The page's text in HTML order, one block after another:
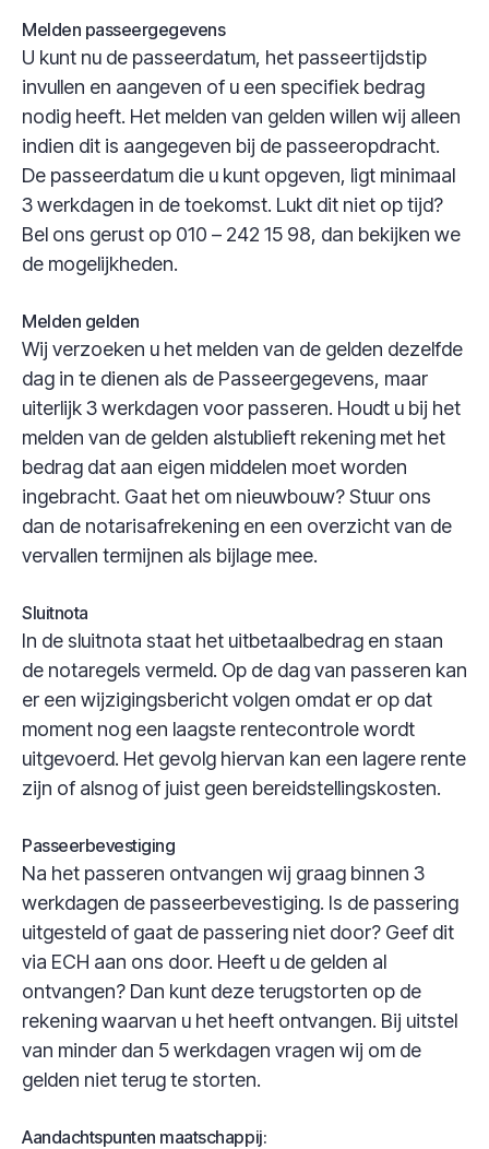
Melden passeergegevens
U kunt nu de passeerdatum, het passeertijdstip
invullen en aangeven of u een specifiek bedrag
nodig heeft. Het melden van gelden willen wij alleen
indien dit is aangegeven bij de passeeropdracht.
De passeerdatum die u kunt opgeven, ligt minimaal
3 werkdagen in de toekomst. Lukt dit niet op tijd?
Bel ons gerust op 010 – 242 15 98, dan bekijken we
de mogelijkheden.
Melden gelden
Wij verzoeken u het melden van de gelden dezelfde
dag in te dienen als de Passeergegevens, maar
uiterlijk 3 werkdagen voor passeren. Houdt u bij het
melden van de gelden alstublieft rekening met het
bedrag dat aan eigen middelen moet worden
ingebracht. Gaat het om nieuwbouw? Stuur ons
dan de notarisafrekening en een overzicht van de
vervallen termijnen als bijlage mee.
Sluitnota
In de sluitnota staat het uitbetaalbedrag en staan
de notaregels vermeld. Op de dag van passeren kan
er een wijzigingsbericht volgen omdat er op dat
moment nog een laagste rentecontrole wordt
uitgevoerd. Het gevolg hiervan kan een lagere rente
zijn of alsnog of juist geen bereidstellingskosten.
Passeerbevestiging
Na het passeren ontvangen wij graag binnen 3
werkdagen de passeerbevestiging. Is de passering
uitgesteld of gaat de passering niet door? Geef dit
via ECH aan ons door. Heeft u de gelden al
ontvangen? Dan kunt deze terugstorten op de
rekening waarvan u het heeft ontvangen. Bij uitstel
van minder dan 5 werkdagen vragen wij om de
gelden niet terug te storten.
Aandachtspunten maatschappij: